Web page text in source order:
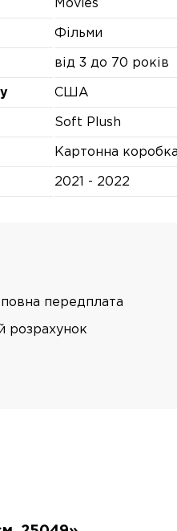
Movies
Фільми
від 3 до 70 років
США
Soft Plush
Картонна
2021 - 2022
передплата
розрахунок